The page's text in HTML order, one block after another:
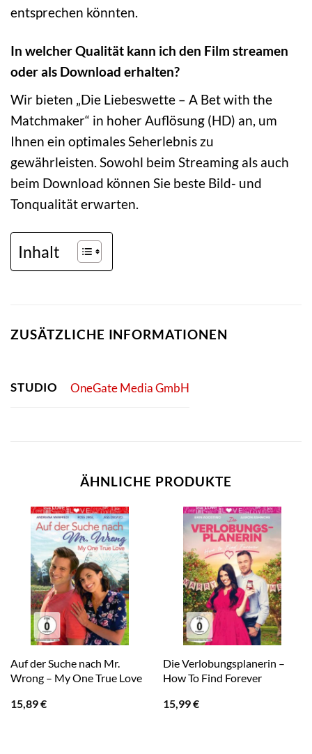
entsprechen könnten.
In welcher Qualität kann ich den Film streamen
oder als Download erhalten?
Wir bieten „Die Liebeswette – A Bet with the
Matchmaker“ in hoher Auflösung (HD) an, um
Ihnen ein optimales Seherlebnis zu
gewährleisten. Sowohl beim Streaming als auch
beim Download können Sie beste Bild- und
Tonqualität erwarten.
Inhalt
ZUSÄTZLICHE INFORMATIONEN
STUDIO OneGate Media GmbH
ÄHNLICHE PRODUKTE
Auf der Suche nach Mr.
Wrong – My One True Love
15,89€
Die Verlobungsplanerin –
How To Find Forever
15,99€